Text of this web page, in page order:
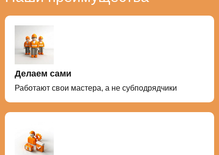
Делаем сами
Работают свои мастера, а не субподрядчики